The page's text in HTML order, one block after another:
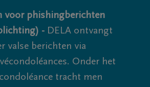
voor phishingberichten
- DELA ontvangt
valse berichten via
Onder het
tracht men